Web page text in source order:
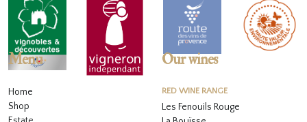
Menu
Home
Shop
Our wines
RED WINE RANGE
Les Fenouils Rouge